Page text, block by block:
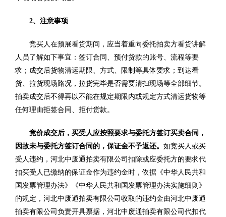
2、注意事项
竞买人在预展看货期间，应当着重向委托拍卖方看货讲解
人员了解如下事宜：签订合同、预付货款的账号、流程等要
求；成交后货物清运期限、方式、限制等具体要求；到达看
货、拉货现场路况，拉货完毕是否需要清扫现场等全部细节。
拍卖成交后不得再以不能在规定期限内或规定方式清运货物等
任何理由拒签合同、拒付货款。
竞价成交后，买受人应按照要求与委托方签订买卖合同，
因故未与委托方签订合同的，保证金不予返还。 如竞买人或买
受人违约，河北中废通拍卖有限公司扣除或应委托方的要求代
扣买受人已缴纳的保证金作为违约金时，依据《中华人民共和
国发票管理办法》《中华人民共和国发票管理办法实施细则》
的规定，河北中废通拍卖有限公司收取的违约金由河北中废通
拍卖有限公司负责开具票据，河北中废通拍卖有限公司代扣代